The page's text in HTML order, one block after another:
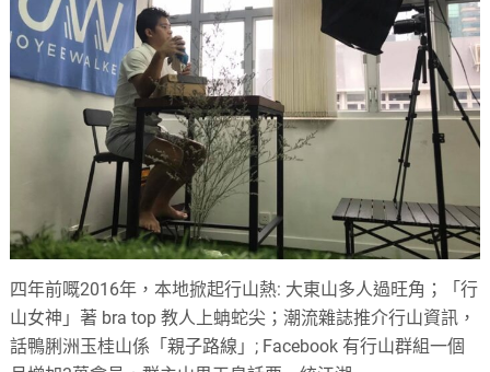
四年前嘅2016年，本地掀起行山熱: 大東山多人過旺角；「行
山女神」著 bra top 教人上蚺蛇尖；潮流雜誌推介行山資訊，
話鴨脷洲玉桂山係「親子路線」; Facebook 有行山群組一個